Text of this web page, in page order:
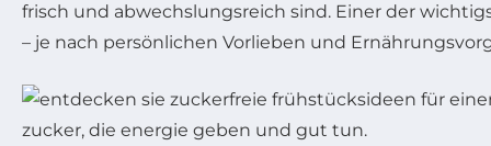
frisch und abwechslungsreich sind. Einer der
– je nach persönlichen Vorlieben und